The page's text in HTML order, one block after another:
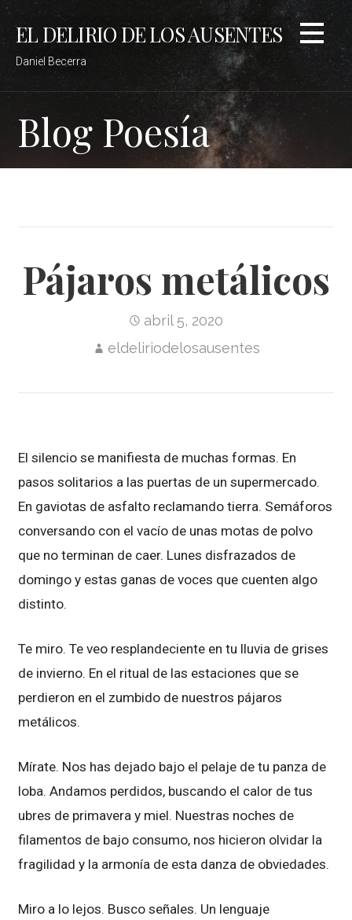
Saltar
contenido
EL DELIRIO DE LOS AUSENTES
Daniel Becerra
Blog Poesía
Pájaros metálicos
abril 5, 2020
eldeliriodelosausentes
El silencio se manifiesta de muchas formas. En
pasos solitarios a las puertas de un supermercado.
En gaviotas de asfalto reclamando tierra. Semáforos
conversando con el vacío de unas motas de polvo
que no terminan de caer. Lunes disfrazados de
domingo y estas ganas de voces que cuenten algo
distinto.
Te miro. Te veo resplandeciente en tu lluvia de grises
de invierno. En el ritual de las estaciones que se
perdieron en el zumbido de nuestros pájaros
metálicos.
Mírate. Nos has dejado bajo el pelaje de tu panza de
loba. Andamos perdidos, buscando el calor de tus
ubres de primavera y miel. Nuestras noches de
filamentos de bajo consumo, nos hicieron olvidar la
fragilidad y la armonía de esta danza de obviedades.
Miro a lo lejos. Busco señales. Un lenguaje